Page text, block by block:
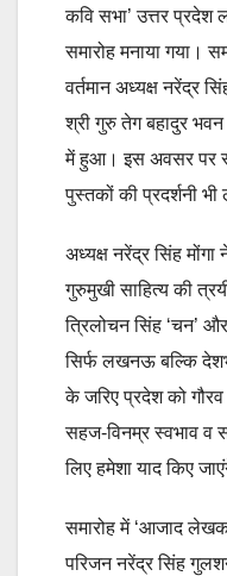
कवि सभा’ उत्तर
समारोह मनाया गया।
वर्तमान अध्यक्ष नरेंद्र
श्री गुरु तेग बहादुर
में हुआ। इस अवसर पर
पुस्तकों की प्रदर्शनी भी
अध्यक्ष नरेंद्र सिंह
गुरुमुखी साहित्य की
त्रिलोचन सिंह ‘चन’ और
सिर्फ लखनऊ बल्कि
के जरिए प्रदेश को
सहज-विनम्र स्वभाव व
लिए हमेशा याद किए
समारोह में ‘आजाद
परिजन नरेंद्र सिंह